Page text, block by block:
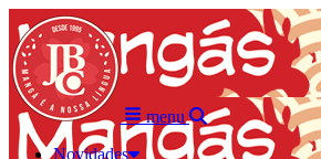
menu
Novidades